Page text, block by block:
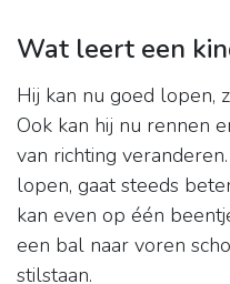
Wat leert een
Hij kan nu goed lopen,
Ook kan hij nu rennen
van richting
lopen, gaat steeds
kan even op één
een bal naar voren
stilstaan.